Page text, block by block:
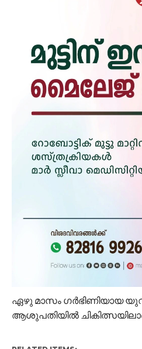
ഏഴു മാസം ഗർഭിണിയായ
ആശുപതിയിൽ